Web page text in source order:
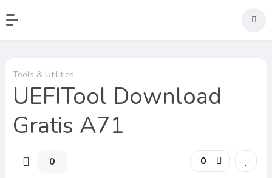
Tools & Utilities
UEFITool Download
Gratis A71
0 0